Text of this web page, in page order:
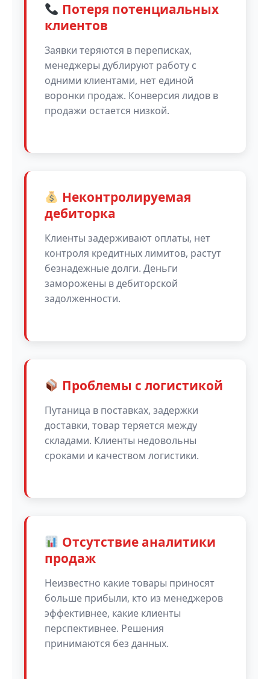
Потеря потенциальных
клиентов
Заявки теряются в переписках,
менеджеры дублируют работу с
одними клиентами, нет единой
воронки продаж. Конверсия лидов в
продажи остается низкой.
Неконтролируемая
дебиторка
Клиенты задерживают оплаты, нет
контроля кредитных лимитов, растут
безнадежные долги. Деньги
заморожены в дебиторской
задолженности.
Проблемы с логистикой
Путаница в поставках, задержки
доставки, товар теряется между
складами. Клиенты недовольны
сроками и качеством логистики.
Отсутствие аналитики
продаж
Неизвестно какие товары приносят
больше прибыли, кто из менеджеров
эффективнее, какие клиенты
перспективнее. Решения
принимаются без данных.